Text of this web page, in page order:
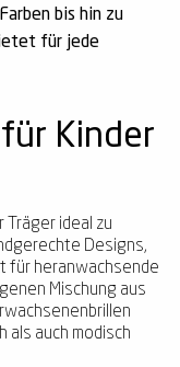
bis hin zu
für jede
Kinder
ideal zu
Designs,
für heranwachsende
Mischung aus
als auch modisch